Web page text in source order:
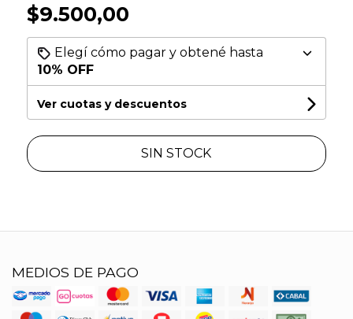
$9.500,00
Elegí cómo pagar y obtené hasta
10% OFF
Ver cuotas y descuentos
SIN STOCK
MEDIOS DE PAGO